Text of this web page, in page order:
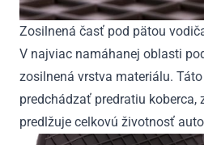
Zosilnená časť pod pätou
V najviac namáhanej oblasti
zosilnená vrstva materiálu.
predchádzať predratiu koberca,
predlžuje celkovú životnosť